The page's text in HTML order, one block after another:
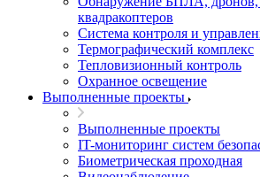
квадракоптеров
Система контроля и
Термографический комплекс
Тепловизионный контроль
Охранное освещение
Выполненные проекты
Выполненные проекты
IT-мониторинг систем
Биометрическая проходная